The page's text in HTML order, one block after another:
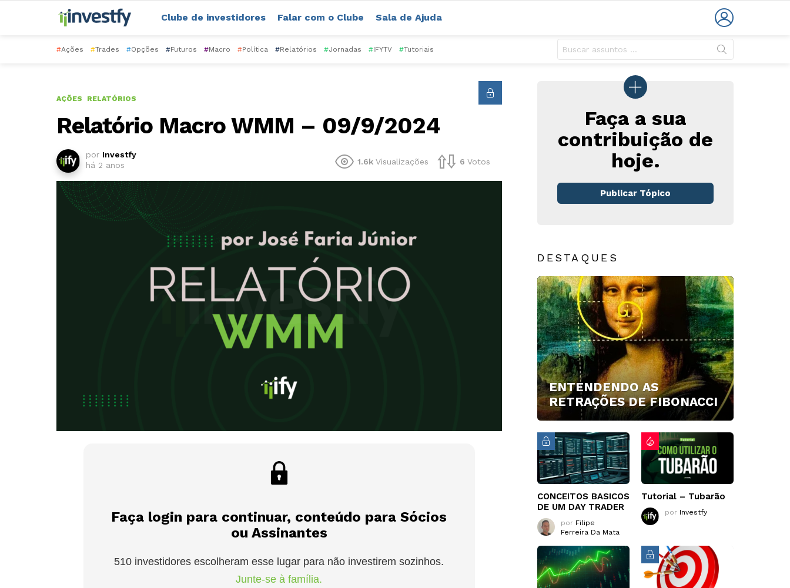
Clube de investidores Falar com o Clube Sala de Ajuda
#Ações #Trades #Opções #Futuros #Macro #Política #Relatórios #Jornadas #IFYTV #Tutoriais
AÇÕES RELATÓRIOS
Relatório Macro WMM – 09/9/2024
por Investfy
há 2 anos
1.6k Visualizações 6 Votos
Faça login para continuar, conteúdo para Sócios
ou Assinantes
510 investidores escolheram esse lugar para não investirem sozinhos.
Junte-se à família.
Faça a sua
contribuição de
hoje.
Publicar Tópico
DESTAQUES
ENTENDENDO AS
RETRAÇÕES DE FIBONACCI
CONCEITOS BASICOS
DE UM DAY TRADER
por Filipe
Ferreira Da Mata
Tutorial – Tubarão
por Investfy